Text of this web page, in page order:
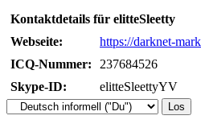
Kontaktdetails für elitteSleetty
Webseite:
https://darknet-
ICQ-Nummer:
237684526
Skype-ID:
elitteSleettyYV